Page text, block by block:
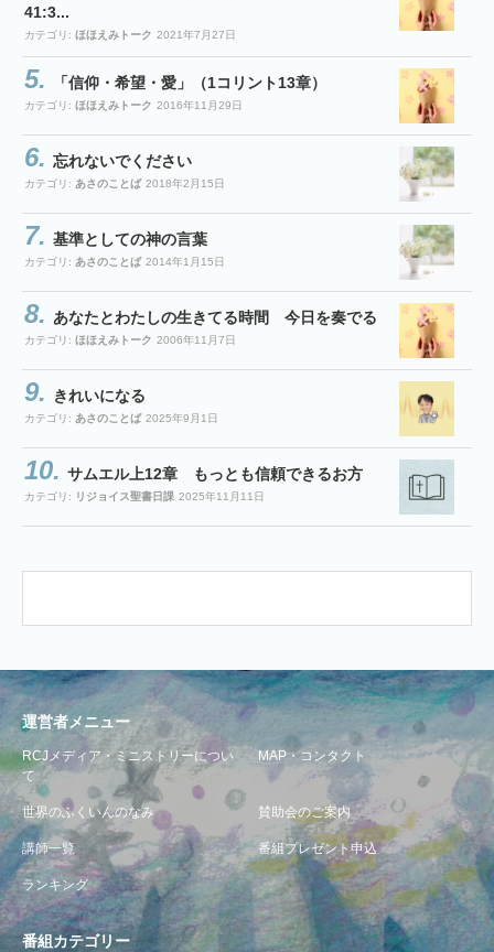
41:3...
カテゴリ: ほほえみトーク 2021年7月27日
「信仰・希望・愛」（1コリント13章）
カテゴリ: ほほえみトーク 2016年11月29日
忘れないでください
カテゴリ: あさのことば 2018年2月15日
基準としての神の言葉
カテゴリ: あさのことば 2014年1月15日
あなたとわたしの生きてる時間 今日を奏でる
カテゴリ: ほほえみトーク 2006年11月7日
きれいになる
カテゴリ: あさのことば 2025年9月1日
サムエル上12章 もっとも信頼できるお方
カテゴリ: リジョイス聖書日課 2025年11月11日
運営者メニュー
RCJメディア・ミニストリーについ
て
MAP・コンタクト
世界のふくいんのなみ 賛助会のご案内
講師一覧 番組プレゼント申込
ランキング
番組カテゴリー